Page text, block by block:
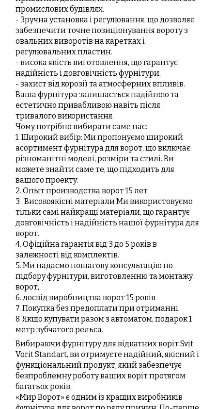
промислових будівлях.
- Зручна установка і регулювання, що дозволяє
забезпечити точне позиціонування вороту з
овальних виворотів на каретках і
регулювальних пластин.
- висока якість виготовлення, що гарантує
надійність і довговічність фурнітури.
- захист від корозії та атмосферних впливів.
Ваша фурнітура залишається надійною та
естетично привабливою навіть після
тривалого використання.
Чому потрібно вибирати саме нас:
1. Широкий вибір: Ми пропонуємо широкий
асортимент фурнітура для ворот, що включає
різноманітні моделі, розміри та стилі. Ви
можете знайти саме те, що підходить для
вашого проекту.
2. Опыт производства ворот 15 лет
3 . Високоякісні матеріали Ми використовуємо
тільки самі найкращі матеріали, що гарантує
довговічність і надійність нашої фурнітура для
ворот.
4. Офіційна гарантія від 3 до 5 років в
залежності від комплектів.
5. Ми надаємо пошагову консультацію по
підбору фурнітури, виготовленню та монтажу
ворот,
6. досвід виробництва ворот 15 років
7. Покупка без предоплати при отриманні.
8. Якщо купувати разом з автоматом, подарок 1
метр зубчатого рельса.
Вибираючи фурнітуру для відкатних воріт Svit
Vorit Standart, ви отримуєте надійний, якісний і
функціональний продукт, який забезпечує
безпроблемну роботу ваших воріт протягом
багатьох років.
«Мир Ворот» є одним із кращих виробників